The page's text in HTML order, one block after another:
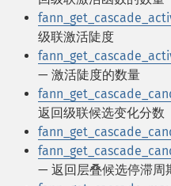
级联激活陡度
— 激活陡度的数量
返回级联候选变化分数
— 返回层叠候选停滞周